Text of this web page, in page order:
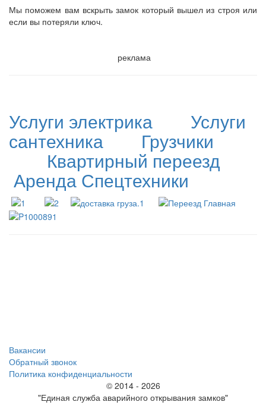
Мы поможем вам вскрыть замок который вышел из строя или
если вы потеряли ключ.
реклама
Услуги электрика Услуги
сантехника Грузчики
Квартирный переезд
Аренда Спецтехники
Вакансии
Обратный звонок
Политика конфиденциальности
© 2014 - 2026
"Единая служба аварийного открывания замков"